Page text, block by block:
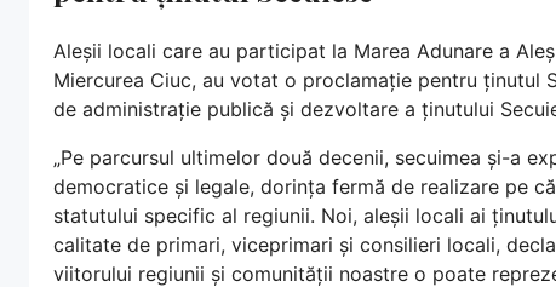
Aleșii locali care au participat la Marea Adunare a
Miercurea Ciuc, au votat o proclamație pentru ținutul
de administrație publică și dezvoltare a ținutului
„Pe parcursul ultimelor două decenii, secuimea și-a
democratice și legale, dorința fermă de realizare pe
statutului specific al regiunii. Noi, aleșii locali ai
calitate de primari, viceprimari și consilieri locali,
viitorului regiunii și comunității noastre o poate